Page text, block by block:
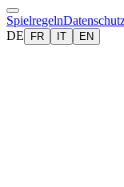
Spielregeln
DE
FR IT EN